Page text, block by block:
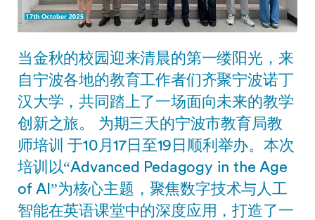
当金秋的校园迎来清晨的第一缕阳光，来
自宁波各地的教育工作者们齐聚宁波诺丁
汉大学，共同踏上了一场面向未来的教学
创新之旅。 为期三天的宁波市教育局教
师培训 于10月17日至19日顺利举办。本次
培训以“Advanced Pedagogy in the Age
of AI”为核心主题，聚焦数字技术与人工
智能在英语课堂中的深度应用，打造了一